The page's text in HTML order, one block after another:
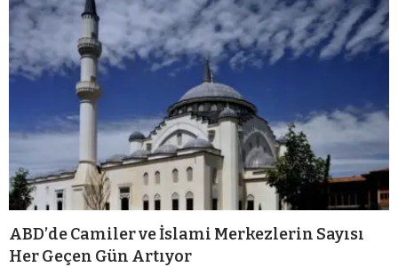
ABD’de Camiler ve İslami Merkezlerin Sayısı
Her Geçen Gün Artıyor